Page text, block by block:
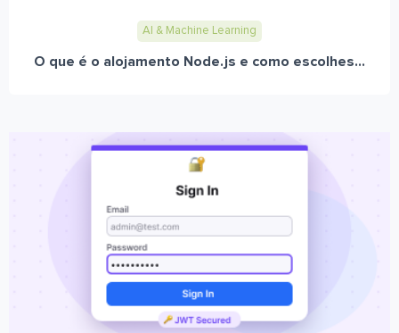
AI & Machine Learning
O que é o alojamento Node.js e como escolhes...